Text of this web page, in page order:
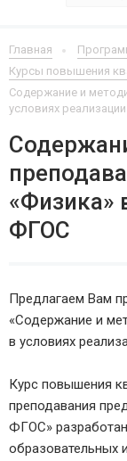
Главная
Курсы повышения
Содержание и
условиях
«Физика»
ФГОС
Предлагаем Вам
«Содержание и
в условиях
Курс повышения
преподавания
ФГОС»
образовательных